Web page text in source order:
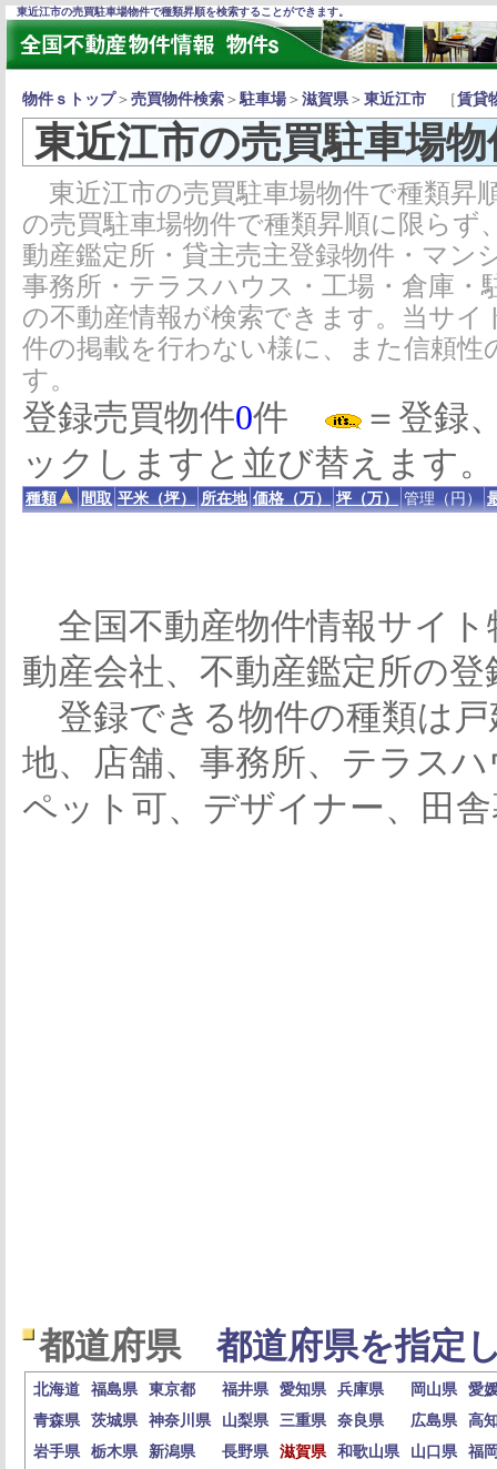
東近江市の売買駐車場物件で種類昇順を検索することができます。
物件ｓトップ＞ 売買物件検索 ＞駐車場 ＞ 滋賀県＞ 東近江市 ［賃貸
東近江市の売買駐車場
東近江市の売買駐車場物件で種類昇
の売買駐車場物件で種類昇順に限らず
動産鑑定所・貸主売主登録物件・マン
事務所・テラスハウス・工場・倉庫
の不動産情報が検索できます。当サ
件の掲載を行わない様に、また信頼
す。
登録売買物件0件
＝登録
ックしますと並び替えます。
種類 間取 平米（坪） 所在地 価格（万） 坪（万） 管理（円）
全国不動産物件情報サイト
動産会社、不動産鑑定所の
登録できる物件の種類は
地、店舗、事務所、テラス
ペット可、デザイナー、田
都道府県 都道府県を指定
北海道 福島県 東京都 福井県 愛知県 兵庫県 岡山県
愛
青森県
茨城県 神奈川県 山梨県 三重県 奈良県 広島県
高
岩手県
栃木県 新潟県 長野県 滋賀県 和歌山県 山口県
福